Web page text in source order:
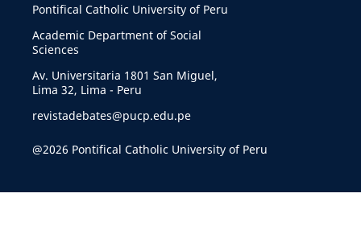
Pontifical Catholic University of Peru
Academic Department of Social
Sciences
Av. Universitaria 1801 San Miguel,
Lima 32, Lima - Peru
revistadebates@pucp.edu.pe
@2026 Pontifical Catholic University of Peru